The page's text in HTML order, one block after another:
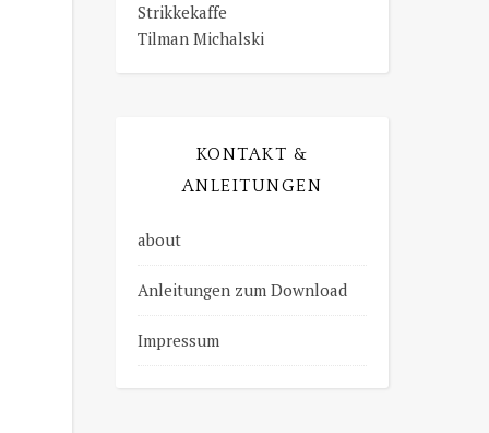
Strikkekaffe
Tilman Michalski
KONTAKT &
ANLEITUNGEN
about
Anleitungen zum Download
Impressum